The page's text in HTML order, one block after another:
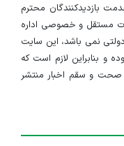
بازدیدکنندگان محترم
مستقل و خصوصی اداره
نمی باشد، این سایت
و بنابراین لازم است که
صحت و سقم اخبار منتشر